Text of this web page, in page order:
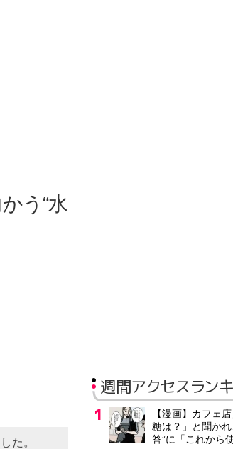
う“水
た。
週間アクセスラン
【漫画】カフェ
糖は？」と聞か
答”に「これから